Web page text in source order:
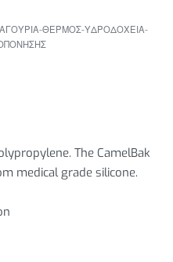
ΘΕΡΜΟΣ-ΥΔΡΟΔΟΧΕΙΑ-
The CamelBak
medical grade silicone.